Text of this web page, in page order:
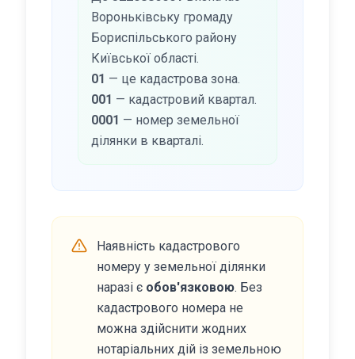
Вороньківську громаду
Бориспільського району
Київської області.
01 — це кадастрова зона.
001 — кадастровий квартал.
0001 — номер земельної
ділянки в кварталі.
Наявність кадастрового
номеру у земельної ділянки
наразі є обов'язковою. Без
кадастрового номера не
можна здійснити жодних
нотаріальних дій із земельною